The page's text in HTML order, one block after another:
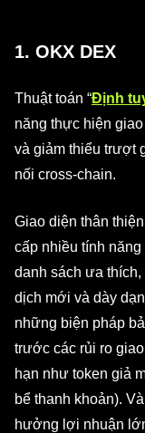
1. OKX DEX
Thuật toán “Định
năng thực hiện
và giảm thiểu trượt
nối cross-chain.
Giao diện thân
cấp nhiều tính
danh sách ưa
dịch mới và dày
những biện pháp
trước các rủi ro
hạn như token giả
bể thanh khoản).
hưởng lợi nhuận